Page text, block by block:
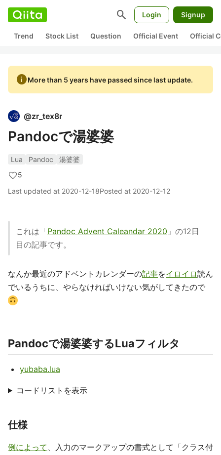
search Login Signup
Trend Stock List Question Official Event Official
infoMore than 5 years have passed since last update.
@zr_tex8r
Pandocで湯婆婆
Lua Pandoc
湯婆婆
5
Last updated at 2020-12-18Posted at 2020-12-12
これは「Pandoc Advent Caleandar 2020 」の12日
目の記事です。
なんか最近のアドベントカレンダーの記事をイロイロ読ん
でいるうちに、やらなければいけない気がしてきたので
Pandocで湯婆婆するLuaフィルタ
yubaba.lua
コードリストを表示
仕様
例によって 、入力のマークアップの書式として「クラス付